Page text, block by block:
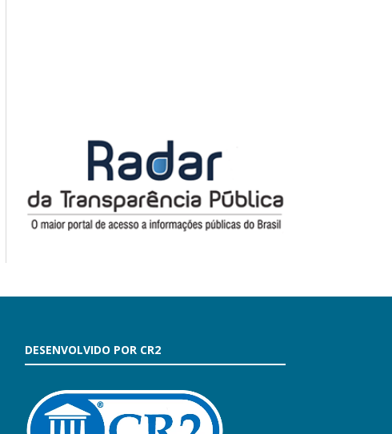
DESENVOLVIDO POR CR2